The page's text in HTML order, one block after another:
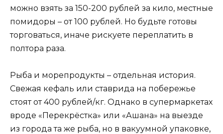
можно взять за 150-200 рублей за кило, местные
помидоры – от 100 рублей. Но будьте готовы
торговаться, иначе рискуете переплатить в
полтора раза.
Рыба и морепродукты – отдельная история.
Свежая кефаль или ставрида на побережье
стоят от 400 рублей/кг. Однако в супермаркетах
вроде «Перекрёстка» или «Ашана» на выезде
из города та же рыба, но в вакуумной упаковке,